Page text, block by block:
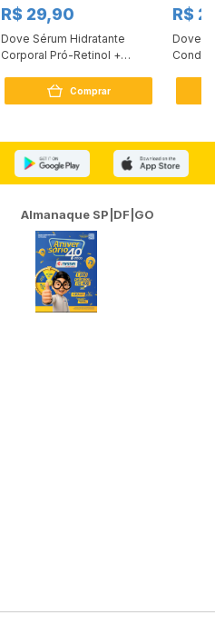
R$ 29,90
Dove Sérum Hidratante
Corporal Pró-Retinol +
Comprar
R$
Dove
Almanaque SP|DF|GO